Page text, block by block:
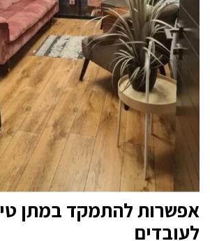
אפשרות להתמקד במתן
לעובדים